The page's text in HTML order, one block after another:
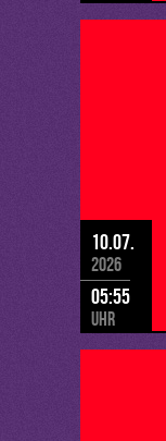
10.07.
2026
05:55
Uhr